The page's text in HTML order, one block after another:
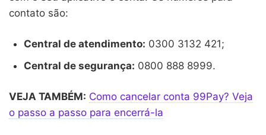
contato são:
Central de atendimento: 0300 3132 421;
Central de segurança: 0800 888 8999.
VEJA TAMBÉM: Como cancelar conta 99Pay? Veja
o passo a passo para encerrá-la